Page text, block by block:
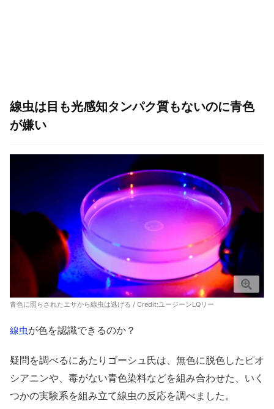
線虫は目も光感知タンパク質もないのに青色
が嫌い
青色に照らされたエサから線虫は逃げる / Credit:ユージーンLQリー
線虫が色を認識できるのか？
疑問を調べるにあたりゴーシュ氏は、無色に脱色したピオ
シアニンや、毒がない青色染料などを組み合わせた、いく
つかの実験系を組み立て線虫の反応を調べました。